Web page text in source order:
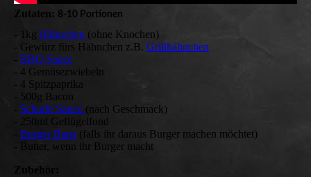
Zutaten: 8-10 Portionen
- 1kg Hähnchen (ohne Knochen)
- Gewürz fürs Hähnchen z.B. Grillhähnchen
- BBQ Sauce
- 4 Gemüsezwiebeln
- 4 Spitzpaprika
- 500g Bacon
Scharfe Sauce (nach Geschmack)
- 250ml Geflügelfond
Burger Buns (falls ihr daraus Burger machen möchtet)
- Butter, wenn ihr Burger macht
Zubehör: